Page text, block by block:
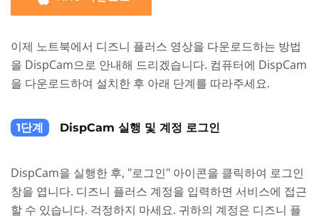
이제 노트북에서 디즈니 플러스 영상을 다운로드하는 방법
을 DispCam으로 안내해 드리겠습니다. 컴퓨터에 DispCam
을 다운로드하여 설치한 후 아래 단계를 따라주세요.
1단계 DispCam 실행 및 계정 로그인
DispCam을 실행한 후, "로그인" 아이콘을 클릭하여 로그인
창을 엽니다. 디즈니 플러스 계정을 입력하면 서비스에 접근
할 수 있습니다. 걱정하지 마세요. 귀하의 계정은 디즈니 플